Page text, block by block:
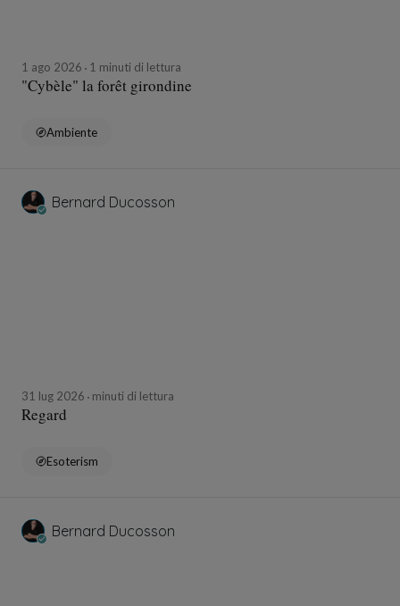
1 ago 2026 1 minuti di lettura
"Cybèle" la forêt girondine
Ambiente
Bernard Ducosson
31 lug 2026 minuti di lettura
Regard
Esoterism
Bernard Ducosson